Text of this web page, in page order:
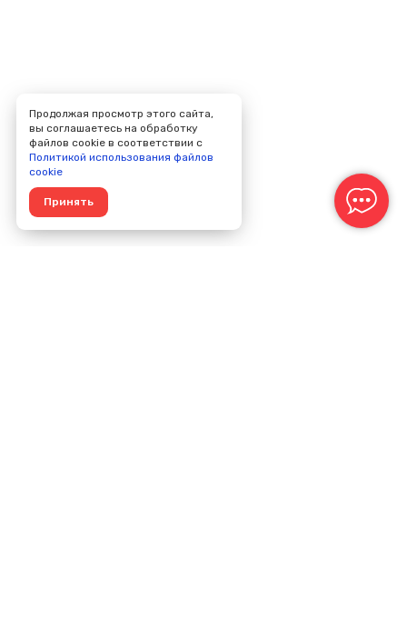
Продолжая просмотр этого сайта,
вы соглашаетесь на обработку
файлов cookie в соответствии с
Политикой использования файлов
cookie
Принять